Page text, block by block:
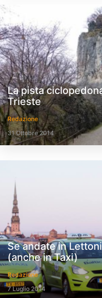
La pista
Trieste
Redazione
31 Ottobre 2014
Se andate in
(anche in Taxi)
Redazione
7 Luglio 2014